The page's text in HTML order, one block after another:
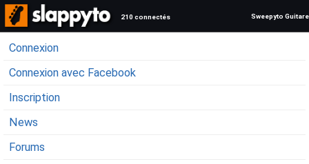
210 connectés Sweepyto Guitare
Connexion
Connexion avec Facebook
Inscription
News
Forums